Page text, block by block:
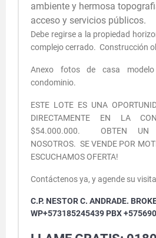
ambiente y hermosa t
acceso y servicios públicos.
Debe regirse a la propiedad
complejo cerrado. Construcción
Anexo fotos de casa
condominio.
ESTE LOTE ES UNA
DIRECTAMENTE EN LA
$54.000.000. OBTEN UN
NOSOTROS. SE VENDE POR
ESCUCHAMOS OFERTA!
Contáctenos ya, y agende su
C.P. NESTOR C. ANDRADE.
WP+573185245439 PBX